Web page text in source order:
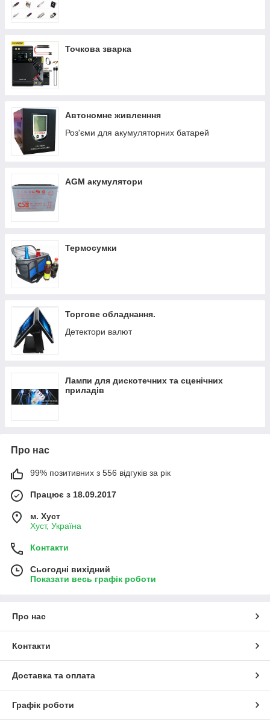
Точкова зварка
Автономне живленння
Роз'єми для акумуляторних батарей
AGM акумулятори
Термосумки
Торгове обладнання.
Детектори валют
Лампи для дискотечних та сценічних
приладів
Про нас
99% позитивних з 556 відгуків за рік
Працює з 18.09.2017
м. Хуст
Хуст, Україна
Контакти
Сьогодні вихідний
Показати весь графік роботи
Про нас
Контакти
Доставка та оплата
Графік роботи